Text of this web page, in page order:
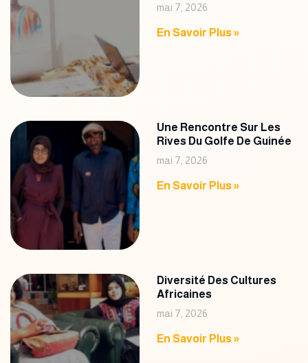
mai 7, 2026
En Savoir Plus »
Une Rencontre Sur Les
Rives Du Golfe De Guinée
mai 7, 2026
En Savoir Plus »
Diversité Des Cultures
Africaines
mai 7, 2026
En Savoir Plus »